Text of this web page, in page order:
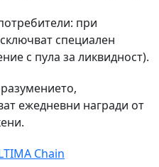
при
специален
с пула за ликвидност).
ежедневни награди от
Chain